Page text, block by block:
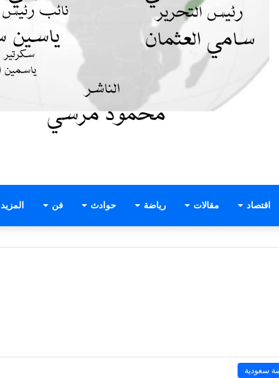
اقتصاد مقالات رياضة حوادث فن المزيد
سعودية